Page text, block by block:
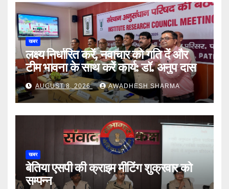
खबर
लक्ष्य निर्धारित करें, नवाचार को गति दें और
टीम भावना के साथ करें कार्य: डॉ. अनुप दास
AUGUST 8, 2026 AWADHESH SHARMA
खबर
बेतिया एसपी की क्राइम मीटिंग शुक्रवार को
सम्पन्न